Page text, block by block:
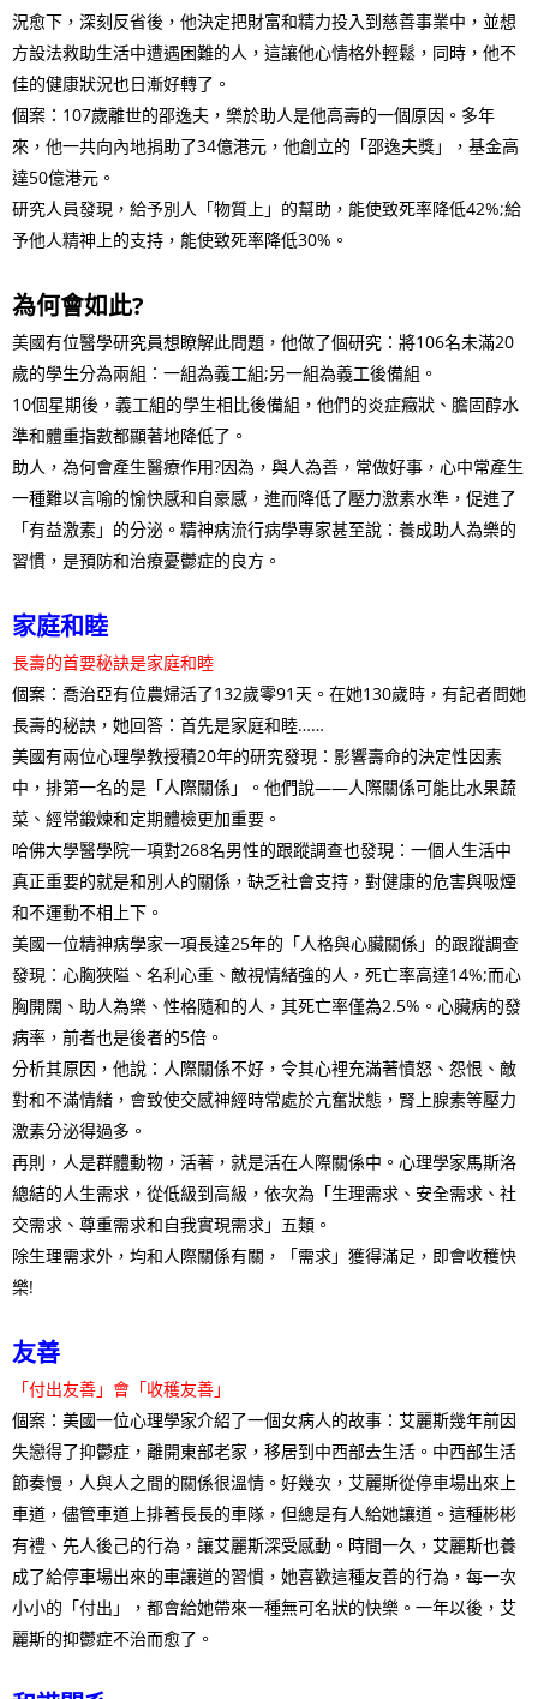
況愈下，深刻反省後，他決定把財富和精力投入到慈善事業中，並想
方設法救助生活中遭遇困難的人，這讓他心情格外輕鬆，同時，他不
佳的健康狀況也日漸好轉了。
個案：107歲離世的邵逸夫，樂於助人是他高壽的一個原因。多年
來，他一共向內地捐助了34億港元，他創立的「邵逸夫獎」，基金高
達50億港元。
研究人員發現，給予別人「物質上」的幫助，能使致死率降低42%;給
予他人精神上的支持，能使致死率降低30%。
為何會如此?
美國有位醫學研究員想瞭解此問題，他做了個研究：將106名未滿20
歲的學生分為兩組：一組為義工組;另一組為義工後備組。
10個星期後，義工組的學生相比後備組，他們的炎症癥狀、膽固醇水
準和體重指數都顯著地降低了。
助人，為何會產生醫療作用?因為，與人為善，常做好事，心中常產生
一種難以言喻的愉快感和自豪感，進而降低了壓力激素水準，促進了
「有益激素」的分泌。精神病流行病學專家甚至說：養成助人為樂的
習慣，是預防和治療憂鬱症的良方。
家庭和睦
長壽的首要秘訣是家庭和睦
個案：喬治亞有位農婦活了132歲零91天。在她130歲時，有記者問她
長壽的秘訣，她回答：首先是家庭和睦……
美國有兩位心理學教授積20年的研究發現：影響壽命的決定性因素
中，排第一名的是「人際關係」。他們說——人際關係可能比水果蔬
菜、經常鍛煉和定期體檢更加重要。
哈佛大學醫學院一項對268名男性的跟蹤調查也發現：一個人生活中
真正重要的就是和別人的關係，缺乏社會支持，對健康的危害與吸煙
和不運動不相上下。
美國一位精神病學家一項長達25年的「人格與心臟關係」的跟蹤調查
發現：心胸狹隘、名利心重、敵視情緒強的人，死亡率高達14%;而心
胸開闊、助人為樂、性格隨和的人，其死亡率僅為2.5%。心臟病的發
病率，前者也是後者的5倍。
分析其原因，他說：人際關係不好，令其心裡充滿著憤怒、怨恨、敵
對和不滿情緒，會致使交感神經時常處於亢奮狀態，腎上腺素等壓力
激素分泌得過多。
再則，人是群體動物，活著，就是活在人際關係中。心理學家馬斯洛
總結的人生需求，從低級到高級，依次為「生理需求、安全需求、社
交需求、尊重需求和自我實現需求」五類。
除生理需求外，均和人際關係有關，「需求」獲得滿足，即會收穫快
樂!
友善
「付出友善」會「收穫友善」
個案：美國一位心理學家介紹了一個女病人的故事：艾麗斯幾年前因
失戀得了抑鬱症，離開東部老家，移居到中西部去生活。中西部生活
節奏慢，人與人之間的關係很溫情。好幾次，艾麗斯從停車場出來上
車道，儘管車道上排著長長的車隊，但總是有人給她讓道。這種彬彬
有禮、先人後己的行為，讓艾麗斯深受感動。時間一久，艾麗斯也養
成了給停車場出來的車讓道的習慣，她喜歡這種友善的行為，每一次
小小的「付出」，都會給她帶來一種無可名狀的快樂。一年以後，艾
麗斯的抑鬱症不治而愈了。